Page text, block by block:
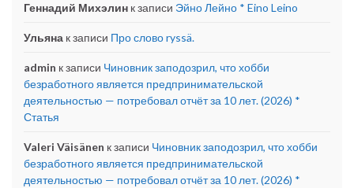
Геннадий Михэлин к записи Эйно Лейно * Eino Leino
Ульяна к записи Про слово ryssä.
admin к записи Чиновник заподозрил, что хобби
безработного является предпринимательской
деятельностью — потребовал отчёт за 10 лет. (2026) *
Статья
Valeri Väisänen к записи Чиновник заподозрил, что хобби
безработного является предпринимательской
деятельностью — потребовал отчёт за 10 лет. (2026) *